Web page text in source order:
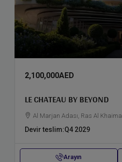
2,100,000AED
LE CHATEAU BY BEYOND
Al Marjan Adası, Ras Al Khaima
Devir teslim:Q4 2029
Arayın